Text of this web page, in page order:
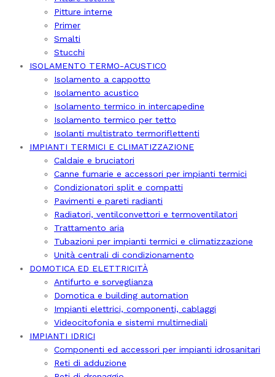
Pitture interne
Primer
Smalti
Stucchi
ISOLAMENTO TERMO-ACUSTICO
Isolamento a cappotto
Isolamento acustico
Isolamento termico in intercapedine
Isolamento termico per tetto
Isolanti multistrato termoriflettenti
IMPIANTI TERMICI E CLIMATIZZAZIONE
Caldaie e bruciatori
Canne fumarie e accessori per impianti termici
Condizionatori split e compatti
Pavimenti e pareti radianti
Radiatori, ventilconvettori e termoventilatori
Trattamento aria
Tubazioni per impianti termici e climatizzazione
Unità centrali di condizionamento
DOMOTICA ED ELETTRICITÀ
Antifurto e sorveglianza
Domotica e building automation
Impianti elettrici, componenti, cablaggi
Videocitofonia e sistemi multimediali
IMPIANTI IDRICI
Componenti ed accessori per impianti idrosanitari
Reti di adduzione